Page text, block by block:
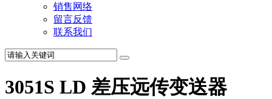
销售网络
留言反馈
联系我们
3051S LD 差压远传变送器